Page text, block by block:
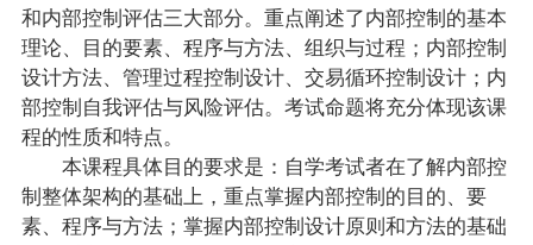
和内部控制评估三大部分。重点阐述了内部控制的基本
理论、目的要素、程序与方法、组织与过程；内部控制
设计方法、管理过程控制设计、交易循环控制设计；内
部控制自我评估与风险评估。考试命题将充分体现该课
程的性质和特点。
本课程具体目的要求是：自学考试者在了解内部控
制整体架构的基础上，重点掌握内部控制的目的、要
素、程序与方法；掌握内部控制设计原则和方法的基础